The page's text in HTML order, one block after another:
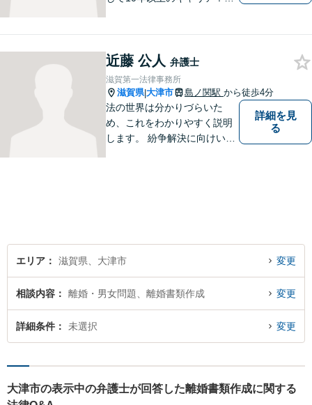
抱えるお気持ちやご希望をぜ
ひお聞かせください！
近藤 公人 弁護士
滋賀第一法律事務所
滋賀県|大津市 島ノ関駅 から徒歩4分
法の世界は分かりづらいた
め、これをわかりやすく説明
します。 紛争解決に向けいく
詳細を見
る
エリア 滋賀県、大津市 変更
相談内容 離婚・男女問題、離婚書類作成 変更
詳細条件 未選択 変更
大津市の表示中の弁護士が回答した離婚書類作成に関する